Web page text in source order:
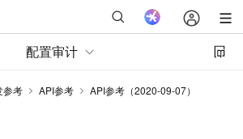
配置审计
参考 API参考
API参考（2020-09-07）